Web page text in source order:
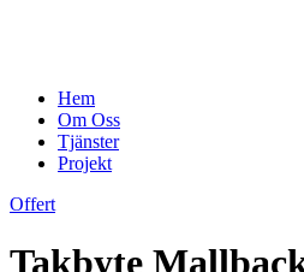
Hem
Om Oss
Tjänster
Projekt
Offert
Takbyte